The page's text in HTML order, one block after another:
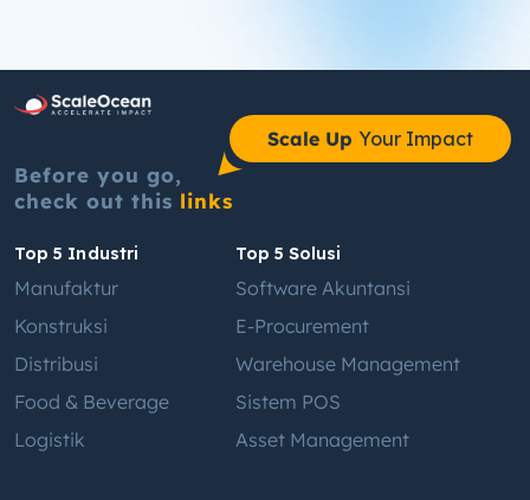
Scale Up Your Impact
Before you go,
check out this links
Top 5 Industri
Manufaktur
Konstruksi
Distribusi
Food & Beverage
Logistik
Top 5 Solusi
Software Akuntansi
E-Procurement
Warehouse Management
Sistem POS
Asset Management